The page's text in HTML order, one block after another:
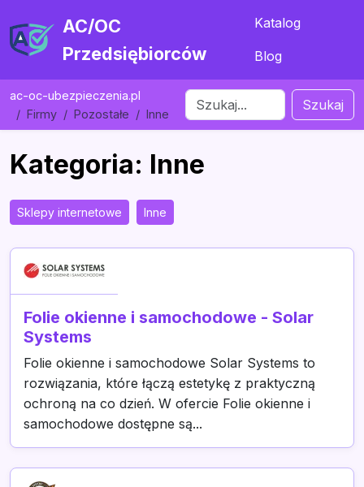
AC/OC
Przedsiębiorców
Katalog
Blog
ac-oc-ubezpieczenia.pl
Firmy
Pozostałe Inne
Szukaj
Kategoria: Inne
Sklepy internetowe Inne
Folie okienne i samochodowe - Solar
Systems
Folie okienne i samochodowe Solar Systems to
rozwiązania, które łączą estetykę z praktyczną
ochroną na co dzień. W ofercie Folie okienne i
samochodowe dostępne są...